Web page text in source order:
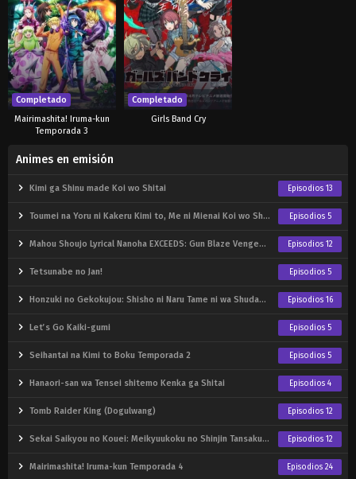
Completado
Mairimashita! Iruma-kun
Temporada 3
Completado
Girls Band Cry
Animes en emisión
Kimi ga Shinu made Koi wo Shitai Episodios 13
Toumei na Yoru ni Kakeru Kimi to, Me ni Mienai Koi wo Shita. Episodios 5
Mahou Shoujo Lyrical Nanoha EXCEEDS: Gun Blaze Vengeance Episodios 12
Tetsunabe no Jan! Episodios 5
Honzuki no Gekokujou: Shisho ni Naru Tame ni wa Shudan wo Erandeiraremasen – Ryoushu no Youjo Episodios 16
Let’s Go Kaiki-gumi Episodios 5
Seihantai na Kimi to Boku Temporada 2 Episodios 5
Hanaori-san wa Tensei shitemo Kenka ga Shitai Episodios 4
Tomb Raider King (Dogulwang) Episodios 12
Sekai Saikyou no Kouei: Meikyuukoku no Shinjin Tansakusha Episodios 12
Mairimashita! Iruma-kun Temporada 4 Episodios 24